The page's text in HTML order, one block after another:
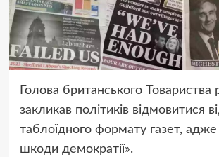
Голова британського Товариства
закликав політиків відмовитися
таблоїдного формату газет, адже
шкоди демократії».